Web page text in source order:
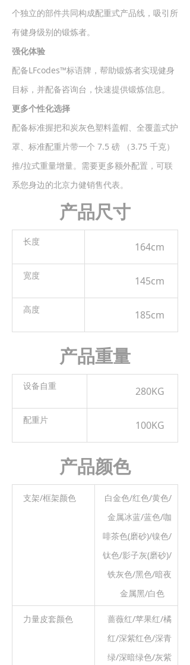
个独立的部件共同构成配重式产品线，吸引所
有健身级别的锻炼者。
强化体验
配备LFcodes™标语牌，帮助锻炼者实现健身
目标，并配备咨询台，快速提供锻炼信息。
更多个性化选择
配备标准握把和炭灰色塑料盖帽、全覆盖式护
罩、标准配重片带一个 7.5 磅 （3.75 千克）
推/拉式重量增量。需要更多额外配置，可联
系您身边的北京力健销售代表。
产品尺寸
长度 164cm
宽度 145cm
高度 185cm
产品重量
设备自重 280KG
配重片 100KG
产品颜色
支架/框架颜色
白金色/红色/黄色/
金属冰蓝/蓝色/咖
啡茶色(磨砂)/镍色/
钛色/影子灰(磨砂)/
铁灰色/黑色/暗夜
金属黑/白色
力量皮套颜色
蔷薇红/苹果红/橘
红/深紫红色/深青
绿/深暗绿色/灰紫